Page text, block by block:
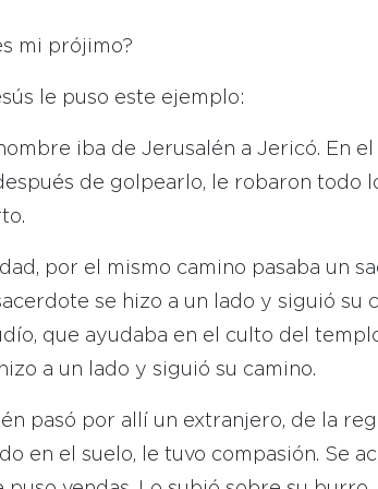
mi prójimo?
le puso este ejemplo:
iba de Jerusalén a Jericó. En
de golpearlo, le robaron todo
por el mismo camino pasaba un
se hizo a un lado y siguió su
que ayudaba en el culto del
a un lado y siguió su camino.
pasó por allí un extranjero, de la
en el suelo, le tuvo compasión. Se